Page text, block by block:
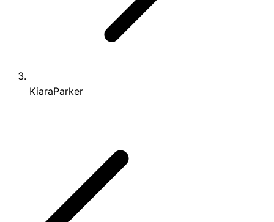
KiaraParker